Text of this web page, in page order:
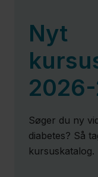
Nyt
Søger du ny
diabetes? Så
kursuskatalog.